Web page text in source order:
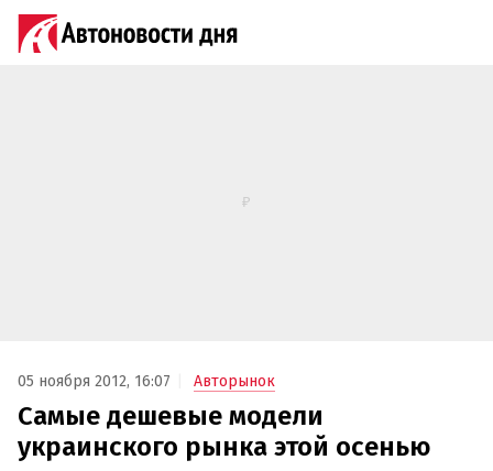
05 ноября 2012, 16:07 Авторынок
Самые дешевые модели
украинского рынка этой осенью